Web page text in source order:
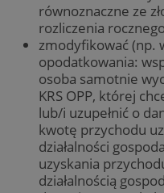
równoznaczne ze
rozliczenia
zmodyfikować (np.
opodatkowania:
osoba samotnie
KRS OPP, której
lub/i uzupełnić o
kwotę przychodu
działalności
uzyskania
działalnością